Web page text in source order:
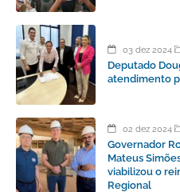
03 dez 2024
Deputado
atendimento
02 dez 2024
Governador
Mateus
viabilizou o
Regional